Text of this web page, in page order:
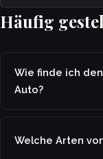
Häufig
Wie finde ich
Auto?
Welche Arten